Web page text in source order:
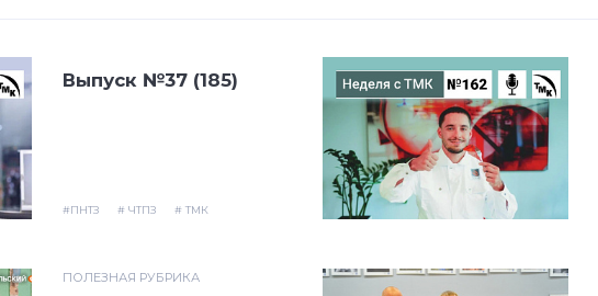
Выпуск №37 (185)
#ПНТЗ # ЧТПЗ # ТМК
ПОЛЕЗНАЯ РУБРИКА